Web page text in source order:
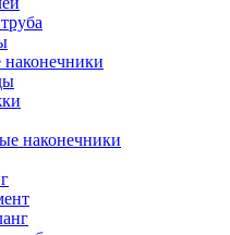
наконечники